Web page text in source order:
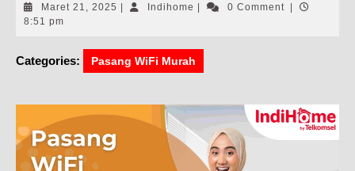
Maret 21, 2025 Maret
Indihome Indihome0 Comment
8:51 pm
Categories: Pasang WiFi Murah